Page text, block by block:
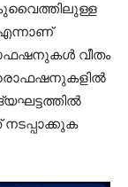
കുവൈത്തിലുള്ള
വീതം